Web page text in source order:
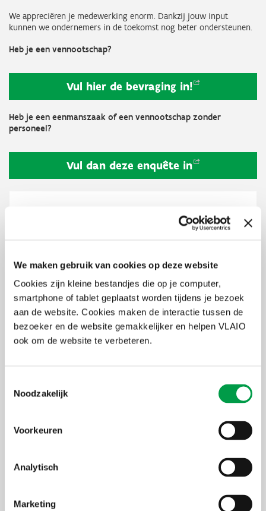
We maken gebruik van cookies op deze website
Cookies zijn kleine bestandjes die op je computer,
smartphone of tablet geplaatst worden tijdens je bezoek
aan de website. Cookies maken de interactie tussen de
bezoeker en de website gemakkelijker en helpen VLAIO
ook om de website te verbeteren.
Noodzakelijk
Voorkeuren
Analytisch
Marketing
We appreciëren je medewerking enorm. Dankzij jouw input
kunnen we ondernemers in de toekomst nog beter ondersteunen.
Heb je een vennootschap?
Vul hier de bevraging in!
Heb je een eenmanszaak of een vennootschap zonder
personeel?
Vul dan deze enquête in
Bedrijf overnemen of overlaten? Kom naar de
Week van de bedrijfsoverdracht!
Kom naar de VLAIO events rond bedrijfsoverdracht op 18/11
in Mechelen (voor bedrijfsleiders met 10 of meer werknemers)